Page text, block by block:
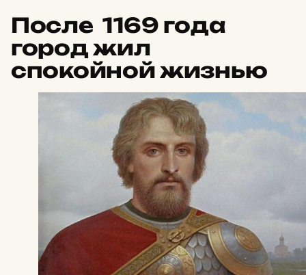
После 1169 года
город жил
спокойной жизнью